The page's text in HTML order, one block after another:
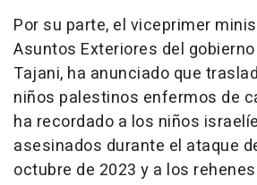
Por su parte, el viceprimer
Asuntos Exteriores del
Tajani, ha anunciado que
niños palestinos enfermos de
ha recordado a los niños
asesinados durante el ataque
octubre de 2023 y a los